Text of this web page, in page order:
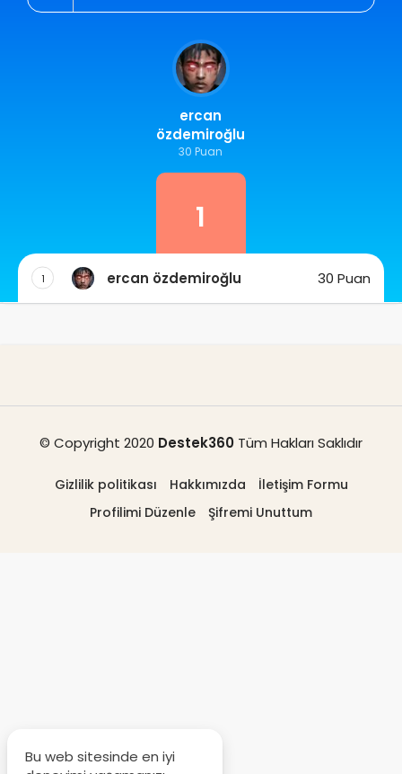
ercan
özdemiroğlu
30 Puan
1
1 ercan özdemiroğlu 30 Puan
© Copyright 2020 Destek360 Tüm Hakları Saklıdır
Gizlilik politikası Hakkımızda
İletişim Formu
Profilimi Düzenle
Şifremi Unuttum
Bu web sitesinde en iyi